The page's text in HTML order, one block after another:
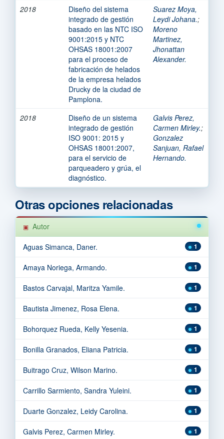
2018
Diseño del sistema
integrado de gestión
basado en las NTC ISO
9001:2015 y NTC
OHSAS 18001:2007
para el proceso de
fabricación de helados
de la empresa helados
Drucky de la ciudad de
Pamplona.
Suarez Moya,
Leydi Johana.;
Moreno
Martinez,
Jhonattan
Alexander.
2018
Diseño de un sistema
integrado de gestión
ISO 9001: 2015 y
OHSAS 18001:2007,
para el servicio de
parqueadero y grúa, el
diagnóstico.
Galvis Perez,
Carmen Mirley.;
Gonzalez
Sanjuan, Rafael
Hernando.
Otras opciones relacionadas
Autor
1
Aguas Simanca, Daner.
1
Amaya Noriega, Armando.
1
Bastos Carvajal, Maritza Yamile.
1
Bautista Jimenez, Rosa Elena.
1
Bohorquez Rueda, Kelly Yesenia.
1
Bonilla Granados, Eliana Patricia.
1
Buitrago Cruz, Wilson Marino.
1
Carrillo Sarmiento, Sandra Yuleini.
1
Duarte Gonzalez, Leidy Carolina.
1
Galvis Perez, Carmen Mirley.